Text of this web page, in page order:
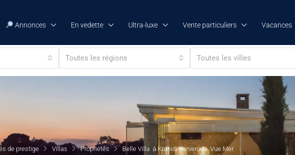
Annonces En vedette Ultra-luxe Vente particuliers Vacances
Toutes les régions Toutes les villes
de prestige Villas Propriétés Belle Villa à Kranidi Ververoda Vue Mer